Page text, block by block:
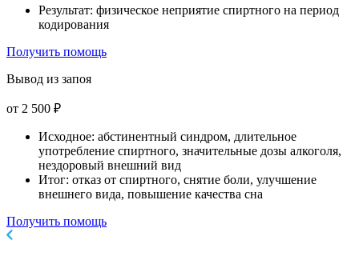
Результат: физическое неприятие спиртного на период
кодирования
Получить помощь
Вывод из запоя
от 2 500 ₽
Исходное: абстинентный синдром, длительное
употребление спиртного, значительные дозы алкоголя,
нездоровый внешний вид
Итог: отказ от спиртного, снятие боли, улучшение
внешнего вида, повышение качества сна
Получить помощь